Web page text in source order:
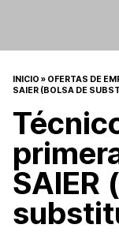
INICIO » OFERTAS DE
SAIER (BOLSA DE
SAIER